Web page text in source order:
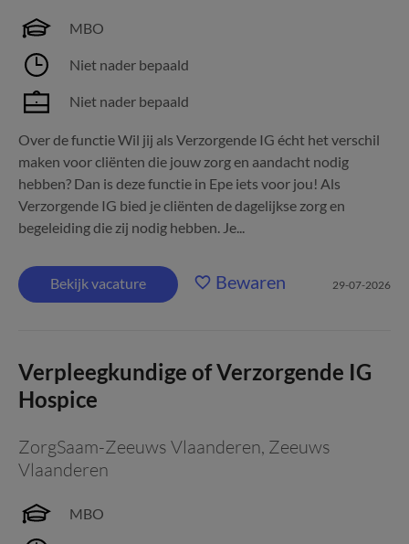
MBO
Niet nader bepaald
Niet nader bepaald
Over de functie Wil jij als Verzorgende IG écht het verschil
maken voor cliënten die jouw zorg en aandacht nodig
hebben? Dan is deze functie in Epe iets voor jou! Als
Verzorgende IG bied je cliënten de dagelijkse zorg en
begeleiding die zij nodig hebben. Je...
Bekijk vacature Bewaren 29-07-2026
Verpleegkundige of Verzorgende IG
Hospice
ZorgSaam-Zeeuws Vlaanderen, Zeeuws
Vlaanderen
MBO